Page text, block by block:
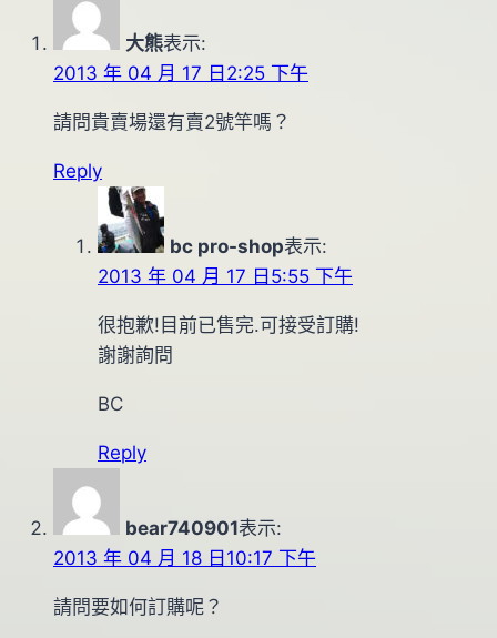
大熊表示:
2013 年 04 月 17 日2:25 下午
請問貴賣場還有賣2號竿嗎？
Reply
bc pro-shop表示:
2013 年 04 月 17 日5:55 下午
很抱歉!目前已售完.可接受訂購!
謝謝詢問
BC
Reply
bear740901表示:
2013 年 04 月 18 日10:17 下午
請問要如何訂購呢？